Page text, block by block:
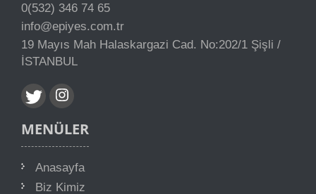
0(532) 346 74 65
info@epiyes.com.tr
19 Mayıs Mah Halaskargazi Cad. No:202/1 Şişli /
İSTANBUL
MENÜLER
Anasayfa
Biz Kimiz